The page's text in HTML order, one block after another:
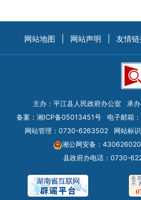
网站地图 网站声明 友情
主办：平江县人民政府办公室
承
备案： 湘ICP备05013451号 电子邮箱：
网站管理：0730-6263502
网站标
湘公网安备：
县政府办电话：0730-